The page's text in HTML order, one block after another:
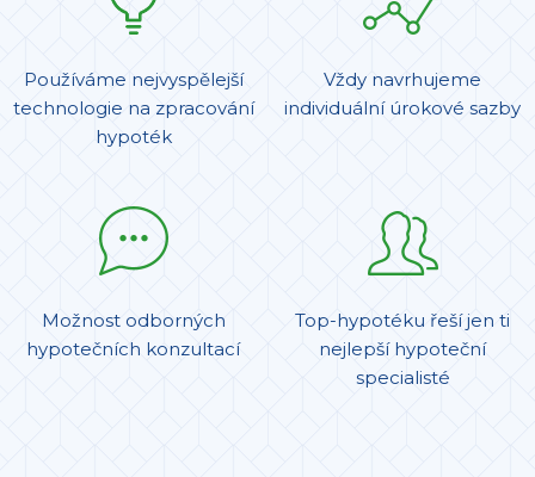
Používáme nejvyspělejší
technologie na zpracování
hypoték
Vždy navrhujeme
individuální úrokové sazby
Možnost odborných
hypotečních konzultací
Top-hypotéku řeší jen ti
nejlepší hypoteční
specialisté